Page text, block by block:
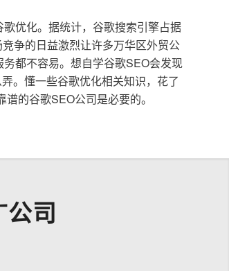
优化。据统计，谷歌搜索引擎占据
争的日益激烈让许多万华区外贸公
都不容易。想自学谷歌SEO会发现
。懂一些谷歌优化相关知识，花了
的谷歌SEO公司是必要的。
司